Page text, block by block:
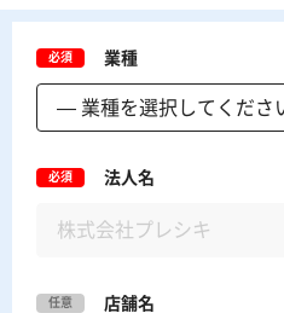
必須 業種
必須 法人名
任意 店舗名